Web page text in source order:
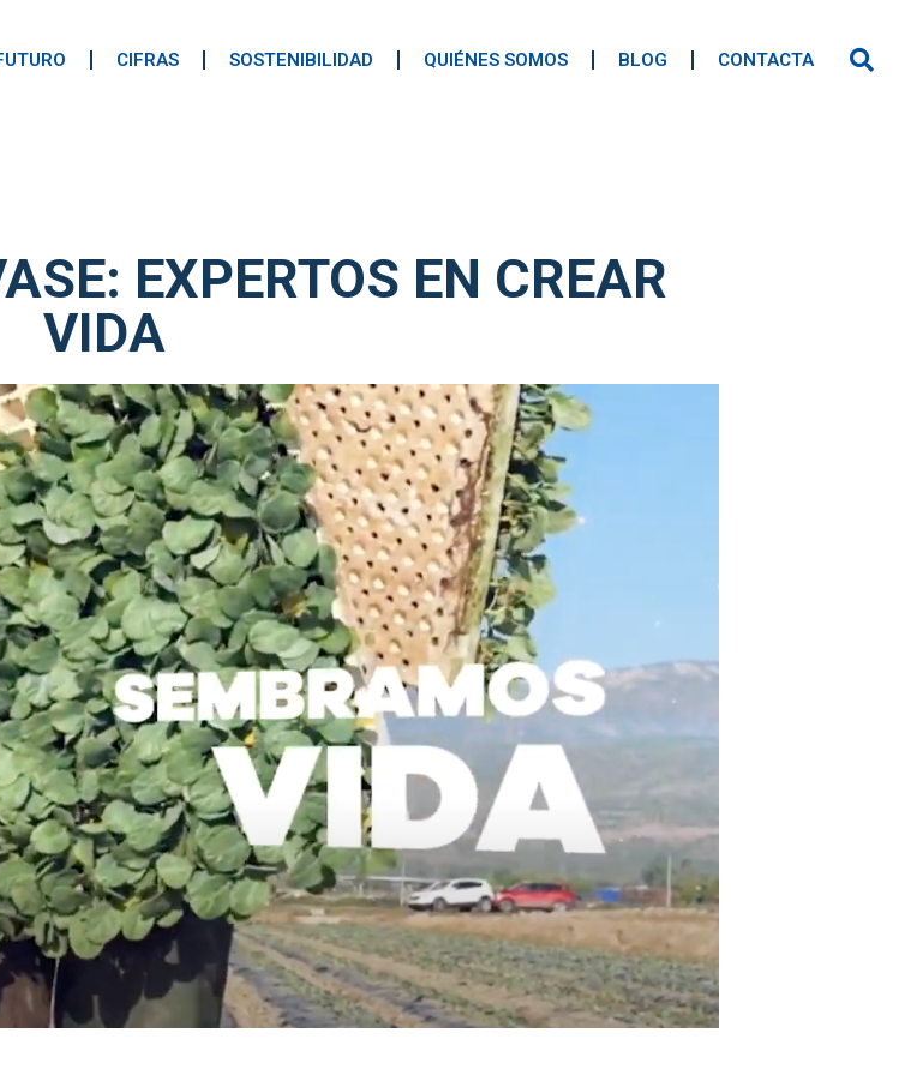
CIFRAS SOSTENIBILIDAD QUIÉNES SOMOS BLOG CONTACTA
EXPERTOS EN CREAR
VIDA